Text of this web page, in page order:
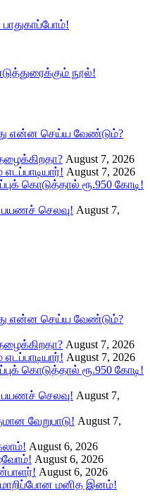
நூல்!
என்ன செய்ய வேண்டும்?
August 7, 2026
August 7, 2026
கொடுத்தால் ரூ.950 கோடி!
பயணச் செலவு! August 7,
என்ன செய்ய வேண்டும்?
August 7, 2026
August 7, 2026
கொடுத்தால் ரூ.950 கோடி!
பயணச் செலவு! August 7,
வேறுபாடு! August 7,
August 6, 2026
August 6, 2026
August 6, 2026
மனித இனம்!